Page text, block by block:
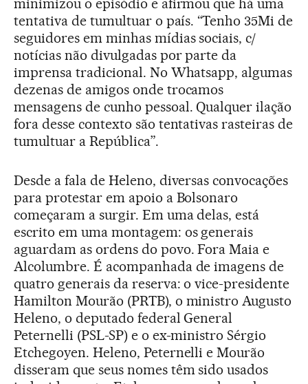
minimizou o episódio e afirmou que há uma
tentativa de tumultuar o país. “Tenho 35Mi de
seguidores em minhas mídias sociais, c/
notícias não divulgadas por parte da
imprensa tradicional. No Whatsapp, algumas
dezenas de amigos onde trocamos
mensagens de cunho pessoal. Qualquer ilação
fora desse contexto são tentativas rasteiras de
tumultuar a República”.
Desde a fala de Heleno, diversas convocações
para protestar em apoio a Bolsonaro
começaram a surgir. Em uma delas, está
escrito em uma montagem: os generais
aguardam as ordens do povo. Fora Maia e
Alcolumbre. É acompanhada de imagens de
quatro generais da reserva: o vice-presidente
Hamilton Mourão (PRTB), o ministro Augusto
Heleno, o deputado federal General
Peternelli (PSL-SP) e o ex-ministro Sérgio
Etchegoyen. Heleno, Peternelli e Mourão
disseram que seus nomes têm sido usados